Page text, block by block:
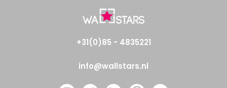
+31(0)85 - 4835221
info@wallstars.nl